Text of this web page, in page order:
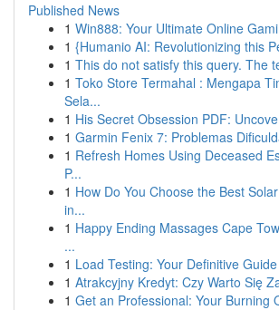
Published News
1 Win888: Your Ultimate Online
1 {Humanio AI: Revolutionizing this
1 This do not satisfy this query. The
1 Toko Store Termahal : Mengapa
Sela...
1 His Secret Obsession PDF:
1 Garmin Fenix 7: Problemas
1 Refresh Homes Using Deceased
P...
1 How Do You Choose the Best
in...
1 Happy Ending Massages Cape
...
1 Load Testing: Your Definitive Guide
1 Atrakcyjny Kredyt: Czy Warto Się
1 Get an Professional: Your Burning